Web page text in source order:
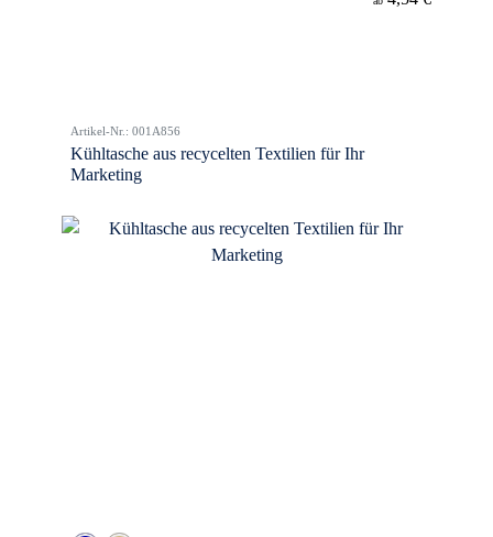
Artikel-Nr.: 001A856
Kühltasche aus recycelten Textilien für Ihr
Marketing